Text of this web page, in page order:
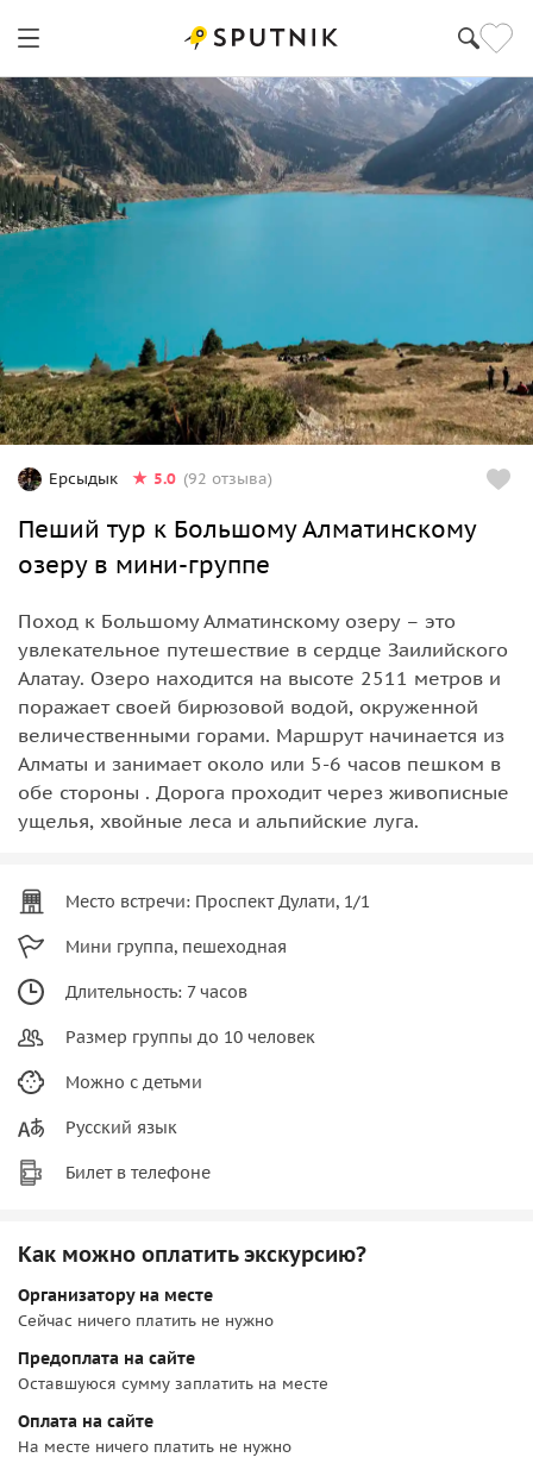
Ерсыдык 5.0 (92 отзыва)
Пеший тур к Большому Алматинскому
озеру в мини-группе
Поход к Большому Алматинскому озеру – это
увлекательное путешествие в сердце Заилийского
Алатау. Озеро находится на высоте 2511 метров и
поражает своей бирюзовой водой, окруженной
величественными горами. Маршрут начинается из
Алматы и занимает около или 5-6 часов пешком в
обе стороны . Дорога проходит через живописные
ущелья, хвойные леса и альпийские луга.
Место встречи: Проспект Дулати, 1/1
Мини группа, пешеходная
Длительность: 7 часов
Размер группы до 10 человек
Можно с детьми
Русский язык
Билет в телефоне
Как можно оплатить экскурсию?
Организатору на месте
Сейчас ничего платить не нужно
Предоплата на сайте
Оставшуюся сумму заплатить на месте
Оплата на сайте
На месте ничего платить не нужно